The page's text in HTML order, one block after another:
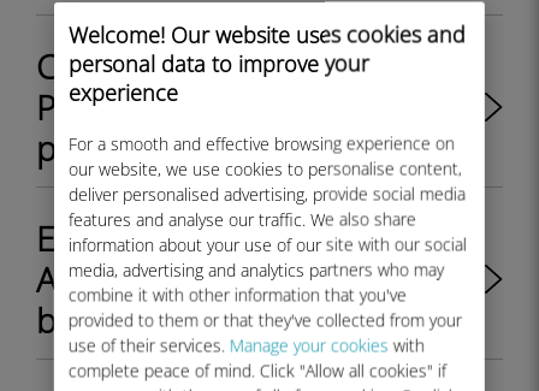
Welcome! Our website uses cookies and
personal data to improve your
experience
For a smooth and effective browsing experience on
our website, we use cookies to personalise content,
deliver personalised advertising, provide social media
features and analyse our traffic. We also share
information about your use of our site with our social
media, advertising and analytics partners who may
combine it with other information that you've
provided to them or that they've collected from your
use of their services. Manage your cookies with
complete peace of mind. Click "Allow all cookies" if
Comment définir un code
PIN pour verrouiller mon
profil eSIM ?
Est-ce que mon appareil
Android est débloqué ou
bloqué par mon opérateur?